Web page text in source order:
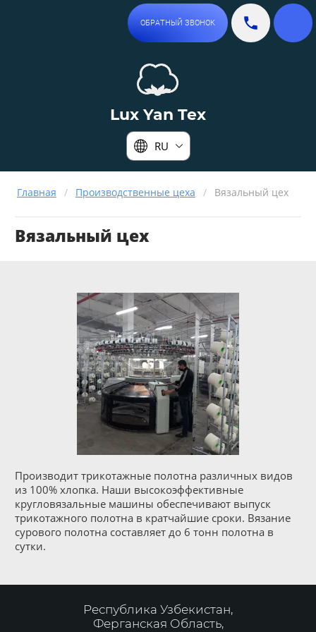
Lux Yan Tex
RU
ОБРАТНЫЙ ЗВОНОК
Главная / Производственные цеха / Вязальный цех
Вязальный цех
Производит трикотажные полотна различных видов
из 100% хлопка. Наши высокоэффективные
кругловязальные машины обеспечивают выпуск
трикотажного полотна в кратчайшие сроки. Вязание
сурового полотна составляет до 6 тонн полотна в
сутки.
Республика Узбекистан,
Ферганская Область,